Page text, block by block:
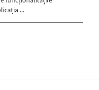
...